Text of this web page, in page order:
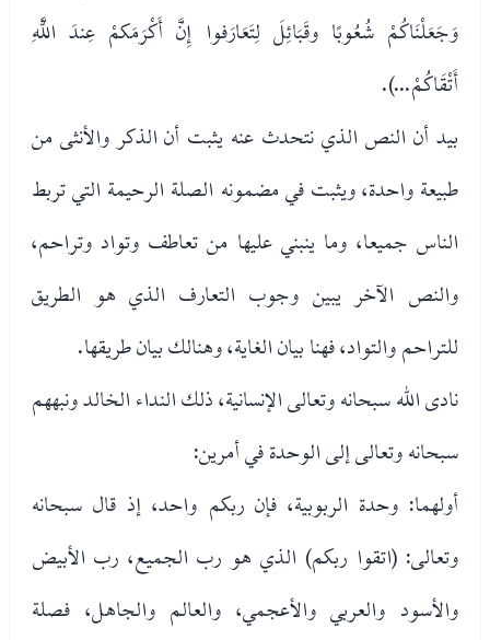
وَجَعَلْنَاكُمْ شُعُوبًا وقَبَائِلَ لِتَعَارَفوا إِنَّ أَكْرَمَكمْ عِندَ اللَّهِ
أَتْقَاكُمْ...).
بيد أن النص الذي نتحدث عنه يثبت أن الذكر والأنثى من
طبيعة واحدة، ويثبت في مضمونه الصلة الرحيمة التي تربط
الناس جميعا، وما ينبني عليها من تعاطف وتواد وتراحم،
والنص الآخر يبين وجوب التعارف الذي هو الطريق
للتراحم والتواد، فهنا بيان الغاية، وهنالك بيان طريقها.
نادى الله سبحانه وتعالى الإنسانية، ذلك النداء الخالد ونبههم
سبحانه وتعالى إلى الوحدة في أمرين:
أولهما: وحدة الربوبية، فإن ربكم واحد، إذ قال سبحانه
وتعالى: (اتقوا ربكم) الذي هو رب الجميع، رب الأبيض
والأسود والعربي والأعجمي، والعالم والجاهل، فصلة